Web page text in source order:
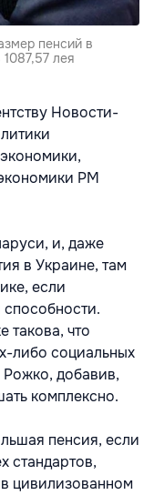
пенсий в
лея
Новости-
РМ
и, даже
в Украине, там
если
способности.
такова, что
либо социальных
Рожко, добавив,
комплексно.
пенсия, если
стандартов,
цивилизованном